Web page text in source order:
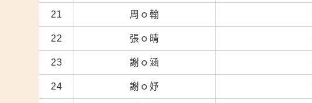
21 周ｏ翰
22 張ｏ晴
23 謝ｏ涵
24 謝ｏ妤